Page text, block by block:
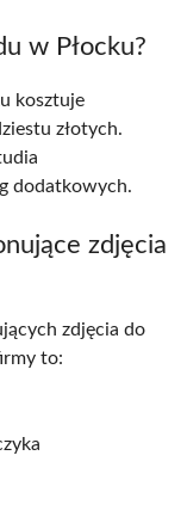
w Płocku?
kosztuje
złotych.
dodatkowych.
zdjęcia
zdjęcia do
to: